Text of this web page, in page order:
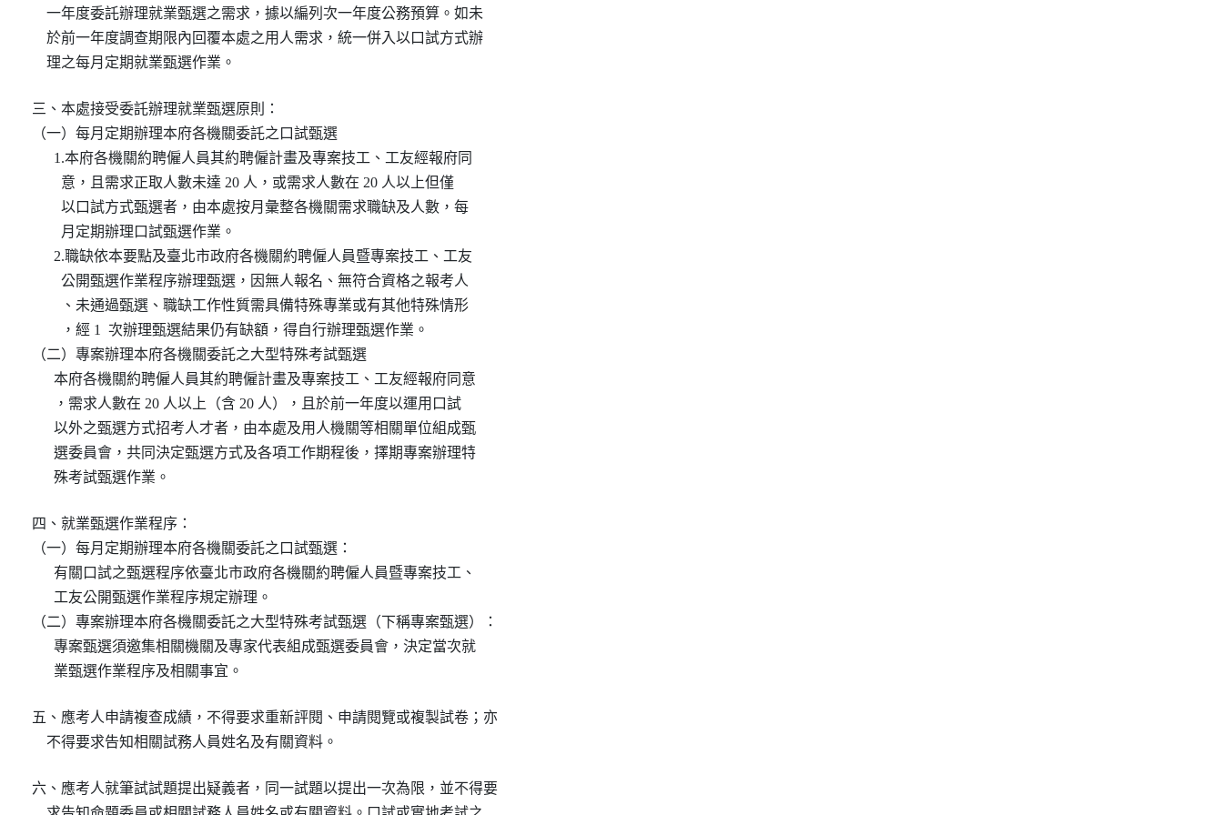
    一年度委託辦理就業甄選之需求，據以編列次一年度公務預算。如未
    於前一年度調查期限內回覆本處之用人需求，統一併入以口試方式辦
    理之每月定期就業甄選作業。
三、本處接受委託辦理就業甄選原則：
（一）每月定期辦理本府各機關委託之口試甄選
      1.本府各機關約聘僱人員其約聘僱計畫及專案技工、工友經報府同
        意，且需求正取人數未達 20 人，或需求人數在 20 人以上但僅
        以口試方式甄選者，由本處按月彙整各機關需求職缺及人數，每
        月定期辦理口試甄選作業。
      2.職缺依本要點及臺北市政府各機關約聘僱人員暨專案技工、工友
        公開甄選作業程序辦理甄選，因無人報名、無符合資格之報考人
        、未通過甄選、職缺工作性質需具備特殊專業或有其他特殊情形
        ，經 1  次辦理甄選結果仍有缺額，得自行辦理甄選作業。
（二）專案辦理本府各機關委託之大型特殊考試甄選
      本府各機關約聘僱人員其約聘僱計畫及專案技工、工友經報府同意
      ，需求人數在 20 人以上（含 20 人），且於前一年度以運用口試
      以外之甄選方式招考人才者，由本處及用人機關等相關單位組成甄
      選委員會，共同決定甄選方式及各項工作期程後，擇期專案辦理特
      殊考試甄選作業。
四、就業甄選作業程序：
（一）每月定期辦理本府各機關委託之口試甄選：
      有關口試之甄選程序依臺北市政府各機關約聘僱人員暨專案技工、
      工友公開甄選作業程序規定辦理。
（二）專案辦理本府各機關委託之大型特殊考試甄選（下稱專案甄選）：
      專案甄選須邀集相關機關及專家代表組成甄選委員會，決定當次就
      業甄選作業程序及相關事宜。
五、應考人申請複查成績，不得要求重新評閱、申請閱覽或複製試卷；亦
    不得要求告知相關試務人員姓名及有關資料。
六、應考人就筆試試題提出疑義者，同一試題以提出一次為限，並不得要